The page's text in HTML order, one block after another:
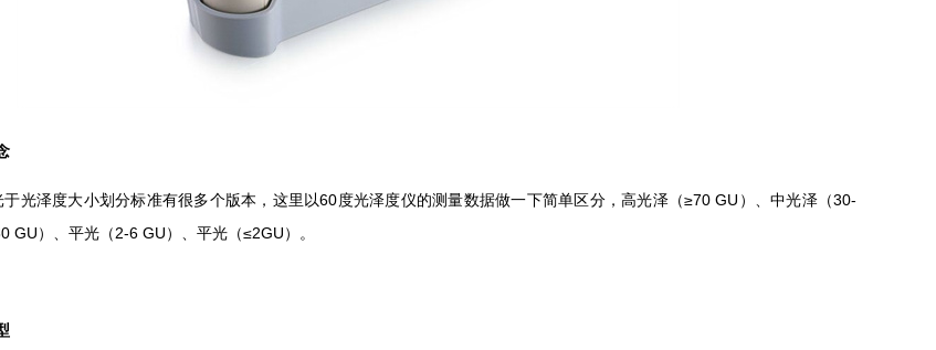
光泽度大小划分标准有很多个版本，这里以60度光泽度仪的测量数据做一下简单区分，高光泽（≥70 GU）、中光泽（30-
GU）、平光（2-6 GU）、平光（≤2GU）。